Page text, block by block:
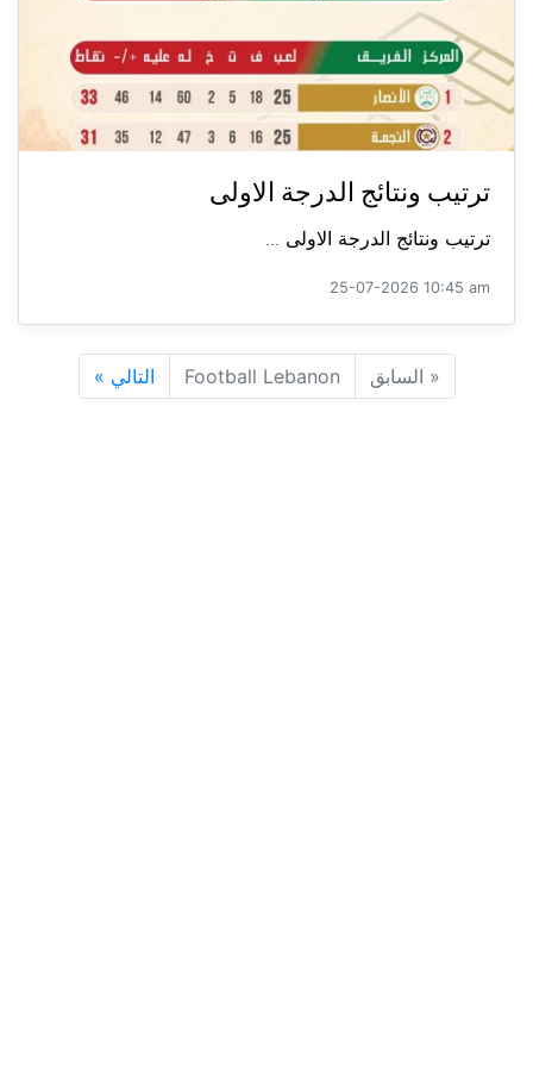
ترتيب ونتائج الدرجة الاولى
ترتيب ونتائج الدرجة الاولى ...
25-07-2026 10:45 am
« السابق Football Lebanon التالي »